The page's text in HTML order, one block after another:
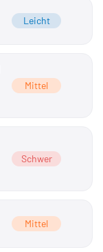
Leicht
Mittel
Schwer
Mittel